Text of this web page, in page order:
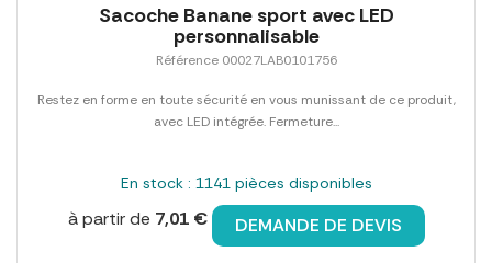
Sacoche Banane sport avec LED
personnalisable
Référence 00027LAB0101756
Restez en forme en toute sécurité en vous munissant de ce produit,
avec LED intégrée. Fermeture...
En stock : 1141 pièces disponibles
à partir de 7,01 € DEMANDE DE DEVIS